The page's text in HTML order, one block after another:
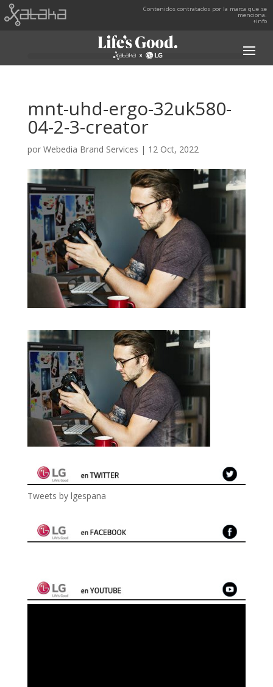
Contenidos contratados por la marca que se
menciona.
+info
mnt-uhd-ergo-32uk580-
04-2-3-creator
por Webedia Brand Services | 12 Oct, 2022
Tweets by lgespana